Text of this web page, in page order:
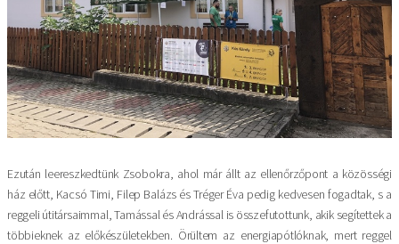
Ezután leereszkedtünk Zsobokra, ahol már állt az ellenőrzőpont a közösségi
ház előtt, Kacsó Timi, Filep Balázs és Tréger Éva pedig kedvesen fogadtak, s a
reggeli útitársaimmal, Tamással és Andrással is összefutottunk, akik segítettek a
többieknek az előkészületekben. Örültem az energiapótlóknak, mert reggel